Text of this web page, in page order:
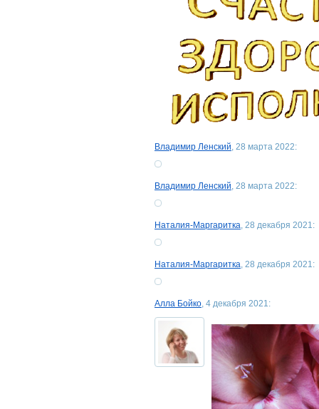
Владимир Ленский, 28 марта 2022:
Владимир Ленский, 28 марта 2022:
Наталия-Маргаритка, 28 декабря 2021:
Наталия-Маргаритка, 28 декабря 2021:
Алла Бойко, 4 декабря 2021: